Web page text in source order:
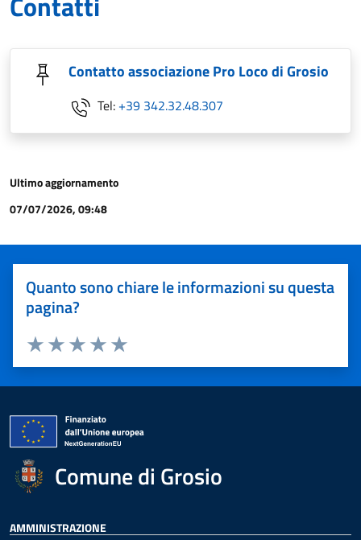
Contatto associazione Pro Loco di Grosio
Tel: +39 342.32.48.307
Ultimo aggiornamento
07/07/2026, 09:48
Quanto sono chiare le informazioni su questa
pagina?
Valuta 5 stelle su 5
Valuta 4 stelle su 5
Valuta 3 stelle su 5
Valuta 2 stelle su 5
Valuta 1 stelle su 5
Comune di Grosio
AMMINISTRAZIONE